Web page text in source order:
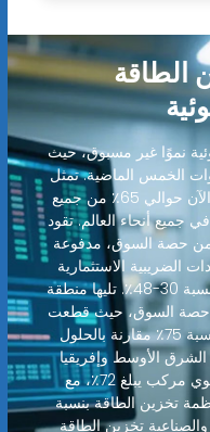
الطاقة
نموًا غير مسبوق، حيث
550٪ في السنوات الخمس الماضية. تمثل
أنظمة تخزين الطاقة والكهروضوئية الآن حوالي 65٪ من جميع
جميع أنحاء العالم. تقود
الشمالية وأوروبا بنسبة 62٪ من حصة السوق، مدفوعة
الضريبية الاستثمارية
التي تقلل التكاليف الإجمالية للنظام بنسبة 30-48٪. تليها منطقة
الهادئ بنسبة 45٪ من حصة السوق، حيث قطعت
التصاميم المعيارية أوقات التثبيت بنسبة 75٪ مقارنة بالحلول
الشرق الأوسط وإفريقيا
أسرع المناطق نموًا بمعدل نمو سنوي مركب يبلغ 72٪، مع
تخزين الطاقة بنسبة
والصناعية تخزين الطاقة